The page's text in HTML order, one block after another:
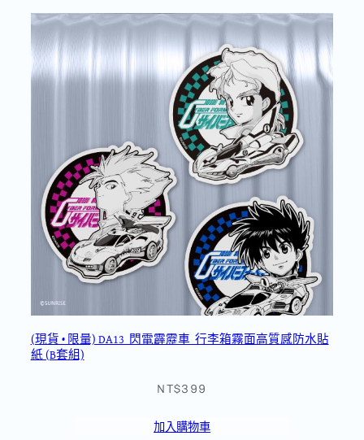
(現貨 • 限量) DA13_閃電霹靂車_行李箱霧面高質感防水貼
紙 (B套組)
NT$399
加入購物車